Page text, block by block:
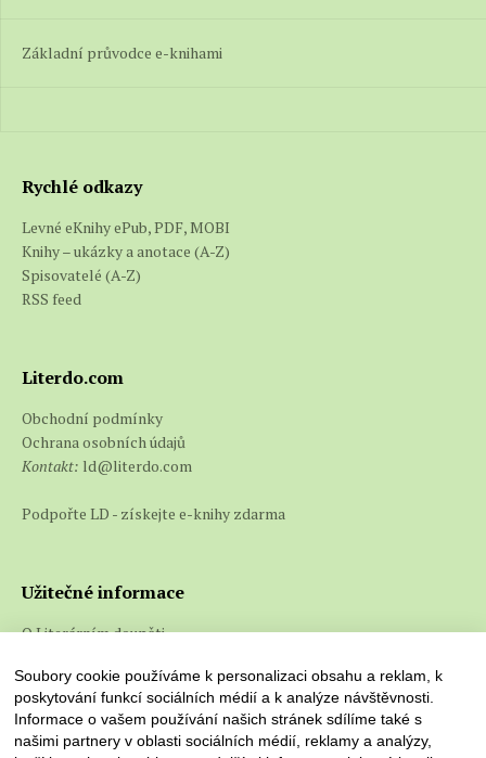
Základní průvodce e-knihami
Rychlé odkazy
Levné eKnihy ePub, PDF, MOBI
Knihy – ukázky a anotace (A-Z)
Spisovatelé (A-Z)
RSS feed
Literdo.com
Obchodní podmínky
Ochrana osobních údajů
Kontakt: ld@literdo.com
Podpořte LD - získejte e-knihy zdarma
Užitečné informace
O Literárním doupěti
Soubory cookie používáme k personalizaci obsahu a reklam, k
poskytování funkcí sociálních médií a k analýze návštěvnosti.
Informace o vašem používání našich stránek sdílíme také s
našimi partnery v oblasti sociálních médií, reklamy a analýzy,